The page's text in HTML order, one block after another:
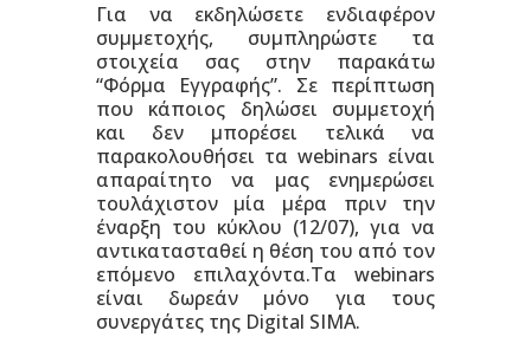
Για να εκδηλώσετε ενδιαφέρον
συμμετοχής, συμπληρώστε τα
στοιχεία σας στην παρακάτω
“Φόρμα Εγγραφής”. Σε περίπτωση
που κάποιος δηλώσει συμμετοχή
και δεν μπορέσει τελικά να
παρακολουθήσει τα webinars είναι
απαραίτητο να μας ενημερώσει
τουλάχιστον μία μέρα πριν την
έναρξη του κύκλου (12/07), για να
αντικατασταθεί η θέση του από τον
επόμενο επιλαχόντα.Τα webinars
είναι δωρεάν μόνο για τους
συνεργάτες της Digital SIMA.